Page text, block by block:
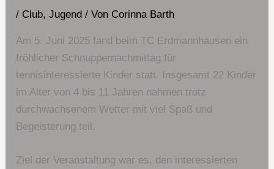
/ Club,Jugend / Von Corinna Barth
Am 5. Juni 2025 fand beim TC Erdmannhausen ein
fröhlicher Schnuppernachmittag für
tennisinteressierte Kinder statt. Insgesamt 22 Kinder
im Alter von 4 bis 11 Jahren nahmen trotz
durchwachsenem Wetter mit viel Spaß und
Begeisterung teil.
Ziel der Veranstaltung war es, den interessierten